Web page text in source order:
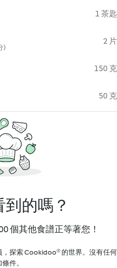
1 茶匙
)
2 片
150 克
50 克
的嗎？
個其他食譜正等著您！
探索 Cookidoo® 的世界。沒有任何
件。